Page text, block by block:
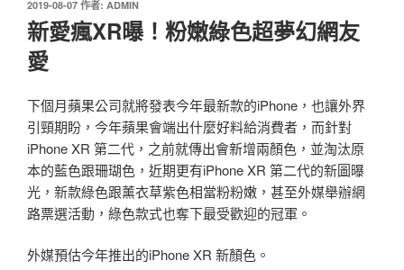
發
佈
於
2019-08-07 作者: ADMIN
新愛瘋XR曝！粉嫩綠色超夢幻網友
愛
下個月蘋果公司就將發表今年最新款的iPhone，也讓外界
引頸期盼，今年蘋果會端出什麼好料給消費者，而針對
iPhone XR 第二代，之前就傳出會新增兩顏色，並淘汰原
本的藍色跟珊瑚色，近期更有iPhone XR 第二代的新圖曝
光，新款綠色跟薰衣草紫色相當粉粉嫩，甚至外媒舉辦網
路票選活動，綠色款式也奪下最受歡迎的冠軍。
外媒預估今年推出的iPhone XR 新顏色。